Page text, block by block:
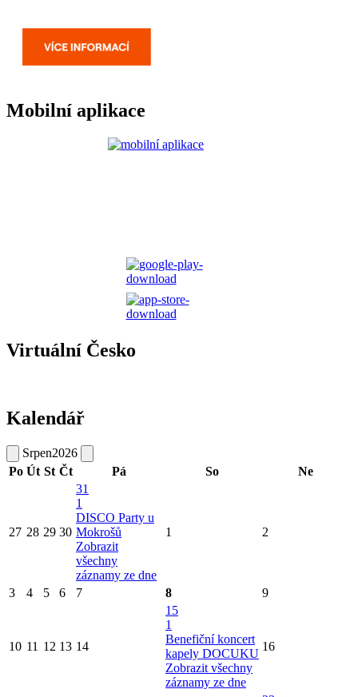
Mobilní aplikace
Virtuální Česko
Kalendář
Srpen2026
Po Út St Čt Pá So Ne
27 28 29 30
31
1
DISCO Party u
Mokrošů
Zobrazit
všechny
záznamy ze dne
1 2
3 4 5 6 7 8 9
10 11 12 13 14
15
1
Benefiční koncert
kapely DOCUKU
Zobrazit všechny
záznamy ze dne
16